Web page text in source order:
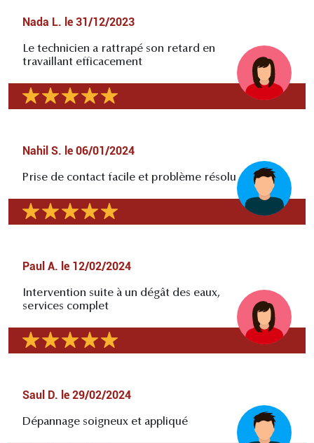
Nada L. le 31/12/2023
Le technicien a rattrapé son retard en
travaillant efficacement
Nahil S. le 06/01/2024
Prise de contact facile et problème résolu
Paul A. le 12/02/2024
Intervention suite à un dégât des eaux,
services complet
Saul D. le 29/02/2024
Dépannage soigneux et appliqué